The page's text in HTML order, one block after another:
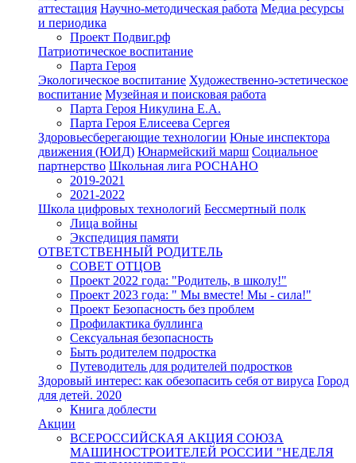
аттестация Научно-методическая работа Медиа ресурсы
и периодика
Проект Подвиг.рф
Патриотическое воспитание
Парта Героя
Экологическое воспитание Художественно-эстетическое
воспитание Музейная и поисковая работа
Парта Героя Никулина Е.А.
Парта Героя Елисеева Сергея
Здоровьесберегающие технологии Юные инспектора
движения (ЮИД) Юнармейский марш Социальное
партнерство Школьная лига РОСНАНО
2019-2021
2021-2022
Школа цифровых технологий Бессмертный полк
Лица войны
Экспедиция памяти
ОТВЕТСТВЕННЫЙ РОДИТЕЛЬ
СОВЕТ ОТЦОВ
Проект 2022 года: "Родитель, в школу!"
Проект 2023 года: " Мы вместе! Мы - сила!"
Проект Безопасность без проблем
Профилактика буллинга
Сексуальная безопасность
Быть родителем подростка
Путеводитель для родителей подростков
Здоровый интерес: как обезопасить себя от вируса Город
для детей. 2020
Книга доблести
Акции
ВСЕРОССИЙСКАЯ АКЦИЯ СОЮЗА
МАШИНОСТРОИТЕЛЕЙ РОССИИ "НЕДЕЛЯ